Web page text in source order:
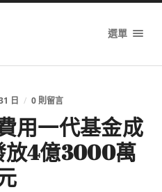
選單
日 / 0 則留言
用一代基金成
放4億3000萬